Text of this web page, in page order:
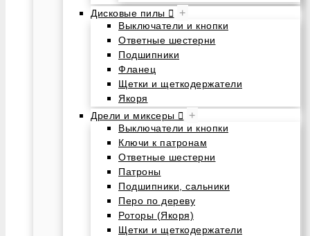
Дисковые пилы
+
Выключатели и кнопки
Ответные шестерни
Подшипники
Фланец
Щетки и щеткодержатели
Якоря
Дрели и миксеры
+
Выключатели и кнопки
Ключи к патронам
Ответные шестерни
Патроны
Подшипники, сальники
Перо по дереву
Роторы (Якоря)
Щетки и щеткодержатели